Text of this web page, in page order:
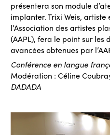
présentera son module
implanter. Trixi Weis,
l’Association des artistes
(AAPL), fera le point sur les
avancées obtenues par
Conférence en langue
Modération : Céline
DADADA